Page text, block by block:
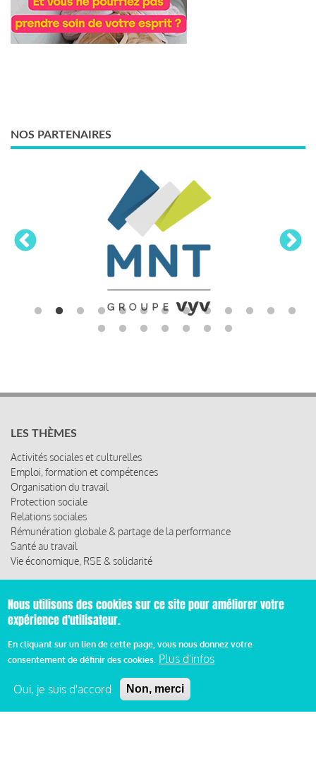
NOS PARTENAIRES
LES THÈMES
Activités sociales et culturelles
Emploi, formation et compétences
Organisation du travail
Protection sociale
Relations sociales
Rémunération globale & partage de la performance
Santé au travail
Vie économique, RSE & solidarité
Les abonnements
Les rencontres
Les ressources
© 2019 Miroir Social - Réalisé par
Nous utilisons des cookies sur ce site pour améliorer votre
expérience d'utilisateur.
En cliquant sur un lien de cette page, vous nous donnez votre
consentement de définir des cookies. Plus d'infos
Oui, je suis d'accord Non, merci